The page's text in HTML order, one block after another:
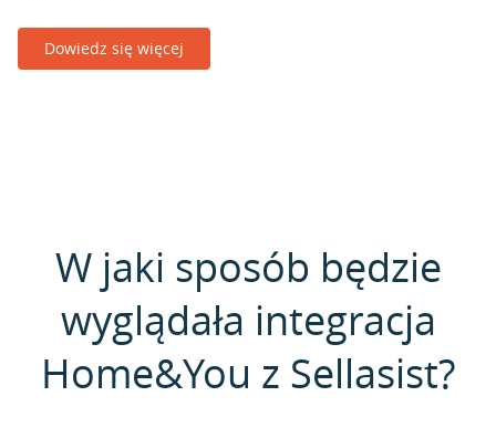
Dowiedz się więcej
W jaki sposób będzie
wyglądała integracja
Home&You z Sellasist?